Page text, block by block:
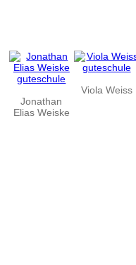
Jonathan
Elias Weiske
Viola Weiss